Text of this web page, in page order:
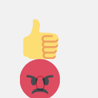
Палец
вверх!
0
Агрессия!